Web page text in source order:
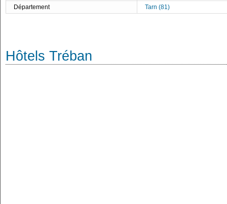
Département
Tarn (81)
Hôtels Tréban